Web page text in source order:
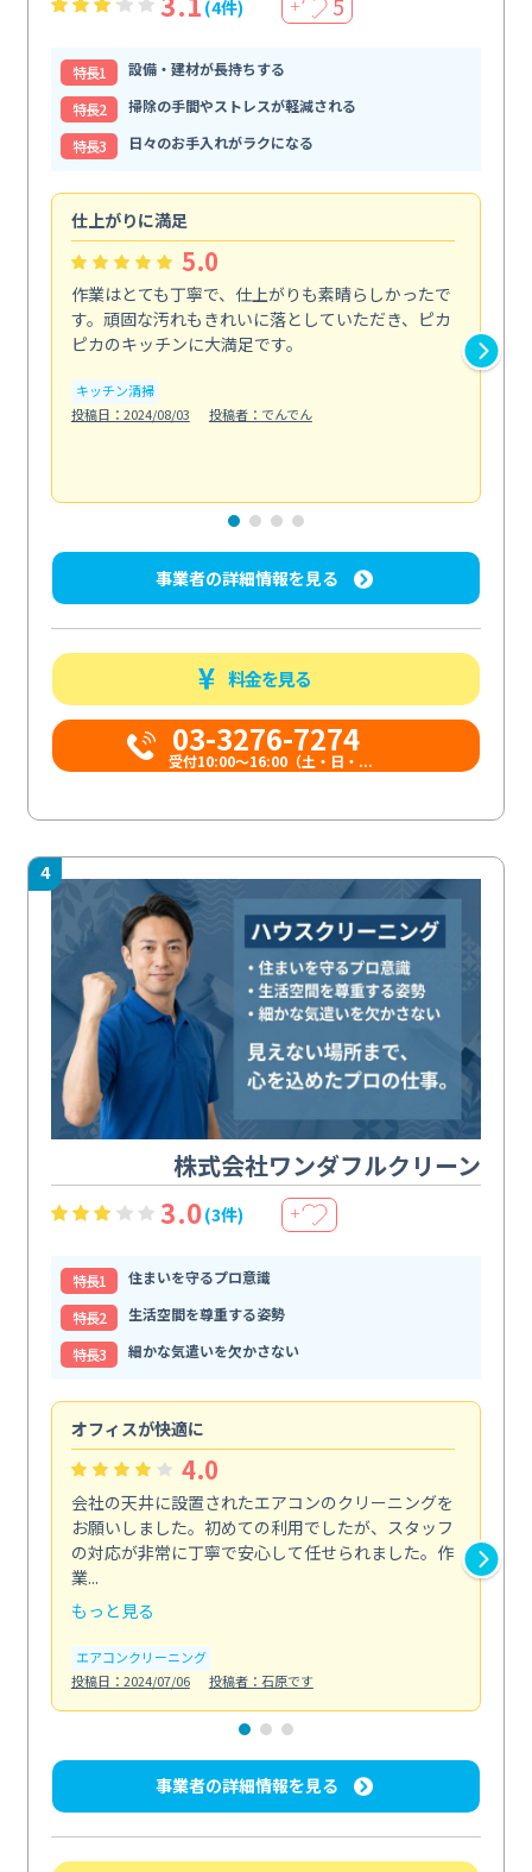
(4件) ＋ 5
特⻑1
設備・建材が長持ちする
特⻑2
掃除の手間やストレスが軽減される
特⻑3
日々のお手入れがラクになる
仕上がりに満足
5.0
作業はとても丁寧で、仕上がりも素晴らしかったで
す。頑固な汚れもきれいに落としていただき、ピカ
ピカのキッチンに大満足です。
キッチン清掃
投稿日：2024/08/03
投稿者：でんでん
事業者の詳細情報を見る
料金を見る
03-3276-7274
受付10:00〜16:00（土・日・...
4
株式会社ワンダフルクリーン
3.0(3件) ＋
特⻑1
住まいを守るプロ意識
特⻑2
生活空間を尊重する姿勢
特⻑3
細かな気遣いを欠かさない
オフィスが快適に
4.0
会社の天井に設置されたエアコンのクリーニングを
お願いしました。初めての利用でしたが、スタッフ
の対応が非常に丁寧で安心して任せられました。作
業...
もっと見る
エアコンクリーニング
投稿日：2024/07/06
投稿者：石原です
事業者の詳細情報を見る